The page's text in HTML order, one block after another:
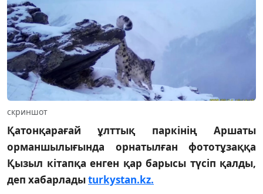
скриншот
Қатонқарағай ұлттық паркінің Аршаты
орманшылығында орнатылған фототұзаққа
Қызыл кітапқа енген қар барысы түсіп қалды,
деп хабарладыturkystan.kz.